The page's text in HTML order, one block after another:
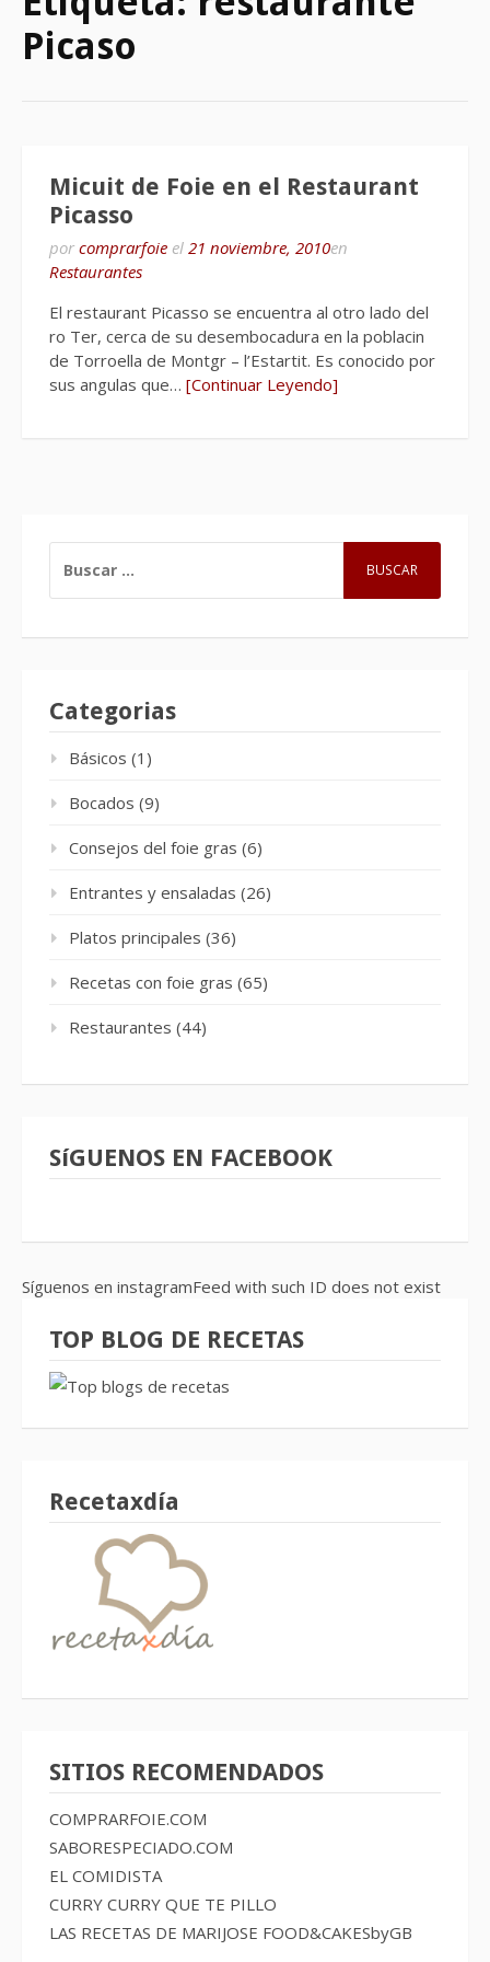
Picaso
Micuit de Foie en el Restaurant
Picasso
por comprarfoie el 21 noviembre, 2010en
Restaurantes
El restaurant Picasso se encuentra al otro lado del
ro Ter, cerca de su desembocadura en la poblacin
de Torroella de Montgr – l’Estartit. Es conocido por
sus angulas que… [Continuar Leyendo]
Categorias
Básicos (1)
Bocados (9)
Consejos del foie gras (6)
Entrantes y ensaladas (26)
Platos principales (36)
Recetas con foie gras (65)
Restaurantes (44)
SíGUENOS EN FACEBOOK
Síguenos en instagramFeed with such ID does not exist
TOP BLOG DE RECETAS
Recetaxdía
SITIOS RECOMENDADOS
COMPRARFOIE.COM
SABORESPECIADO.COM
EL COMIDISTA
CURRY CURRY QUE TE PILLO
LAS RECETAS DE MARIJOSE FOOD&CAKESbyGB